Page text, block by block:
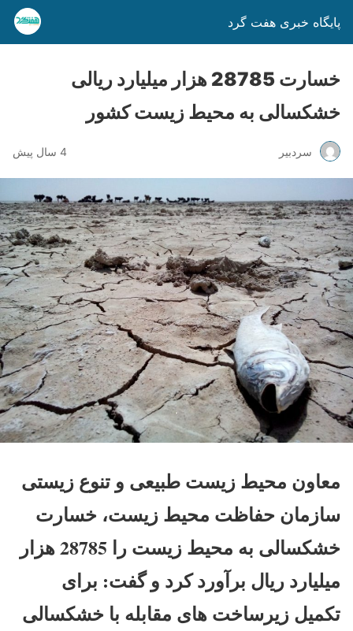
پایگاه خبری هفت گرد
خسارت 28785 هزار میلیارد ریالی
خشکسالی به محیط زیست کشور
سردبیر 4 سال پیش
معاون محیط زیست طبیعی و تنوع زیستی
سازمان حفاظت محیط زیست، خسارت
خشکسالی به محیط زیست را 28785 هزار
میلیارد ریال برآورد کرد و گفت: برای
تکمیل زیرساخت های مقابله با خشکسالی